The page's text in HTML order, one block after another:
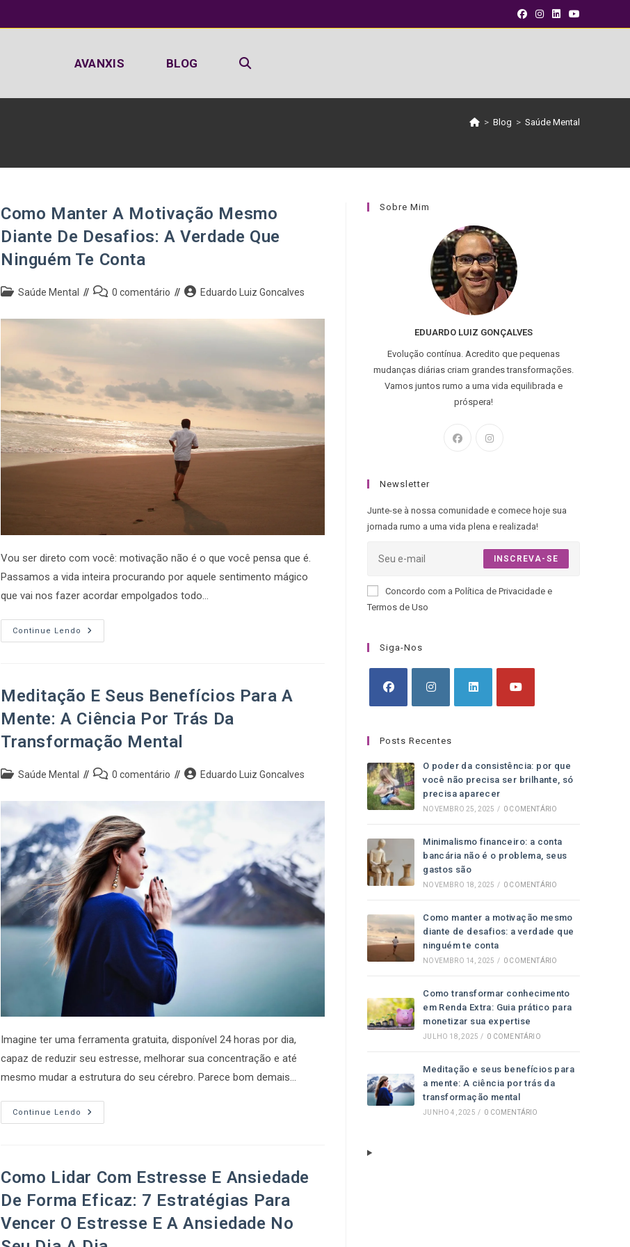
AVANXIS BLOG
> Blog > Saúde Mental
Como Manter A Motivação Mesmo
Diante De Desafios: A Verdade Que
Ninguém Te Conta
Saúde Mental 0 comentário Eduardo Luiz Goncalves
Vou ser direto com você: motivação não é o que você pensa que é.
Passamos a vida inteira procurando por aquele sentimento mágico
que vai nos fazer acordar empolgados todo…
Continue Lendo
Meditação E Seus Benefícios Para A
Mente: A Ciência Por Trás Da
Transformação Mental
Saúde Mental 0 comentário Eduardo Luiz Goncalves
Imagine ter uma ferramenta gratuita, disponível 24 horas por dia,
capaz de reduzir seu estresse, melhorar sua concentração e até
mesmo mudar a estrutura do seu cérebro. Parece bom demais…
Continue Lendo
Como Lidar Com Estresse E Ansiedade
De Forma Eficaz: 7 Estratégias Para
Vencer O Estresse E A Ansiedade No
Sobre Mim
EDUARDO LUIZ GONÇALVES
Evolução contínua. Acredito que pequenas
mudanças diárias criam grandes transformações.
Vamos juntos rumo a uma vida equilibrada e
próspera!
Newsletter
Junte-se à nossa comunidade e comece hoje sua
jornada rumo a uma vida plena e realizada!
INSCREVA-SE
Concordo com a Política de Privacidade e
Termos de Uso
Siga-Nos
Posts Recentes
O poder da consistência: por que
você não precisa ser brilhante, só
precisa aparecer
NOVEMBRO 25, 2025 / 0 COMENTÁRIO
Minimalismo financeiro: a conta
bancária não é o problema, seus
gastos são
NOVEMBRO 18, 2025 / 0 COMENTÁRIO
Como manter a motivação mesmo
diante de desafios: a verdade que
ninguém te conta
NOVEMBRO 14, 2025 / 0 COMENTÁRIO
Como transformar conhecimento
em Renda Extra: Guia prático para
monetizar sua expertise
JULHO 18, 2025 / 0 COMENTÁRIO
Meditação e seus benefícios para
a mente: A ciência por trás da
transformação mental
JUNHO 4, 2025 / 0 COMENTÁRIO